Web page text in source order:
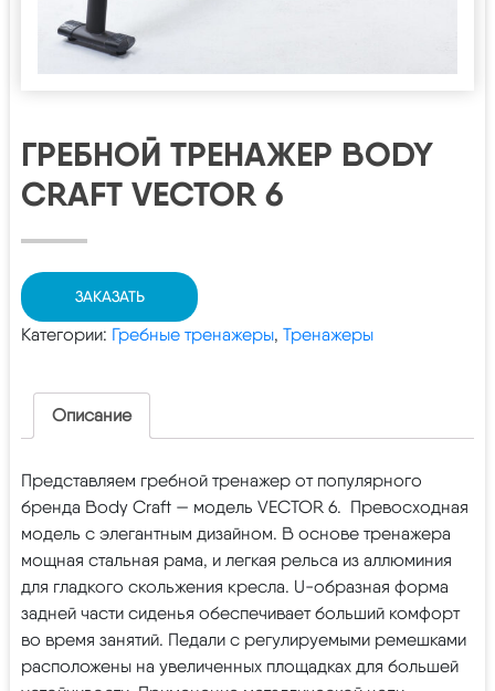
ГРЕБНОЙ ТРЕНАЖЕР BODY
CRAFT VECTOR 6
ЗАКАЗАТЬ
Категории: Гребные тренажеры, Тренажеры
Описание
Представляем гребной тренажер от популярного
бренда Body Craft — модель VECTOR 6. Превосходная
модель с элегантным дизайном. В основе тренажера
мощная стальная рама, и легкая рельса из аллюминия
для гладкого скольжения кресла. U-образная форма
задней части сиденья обеспечивает больший комфорт
во время занятий. Педали с регулируемыми ремешками
расположены на увеличенных площадках для большей